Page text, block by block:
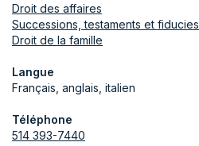
Droit des affaires
Successions, testaments et fiducies
Droit de la famille
Langue
Français, anglais, italien
Téléphone
514 393-7440